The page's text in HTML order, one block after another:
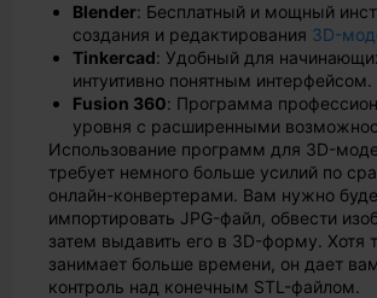
Blender: Бесплатный и мощный
создания и редактирования 3D-
Tinkercad: Удобный для
интуитивно понятным интерфейсом.
Fusion 360: Программа
уровня с расширенными
Использование программ для 3D-
требует немного больше усилий по
онлайн-конвертерами. Вам нужно
импортировать JPG-файл, обвести
затем выдавить его в 3D-форму. Хотя
занимает больше времени, он дает
контроль над конечным STL-файлом.